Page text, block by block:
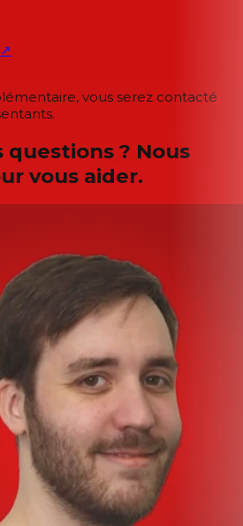
↗
vous serez contacté
questions ? Nous
vous aider.